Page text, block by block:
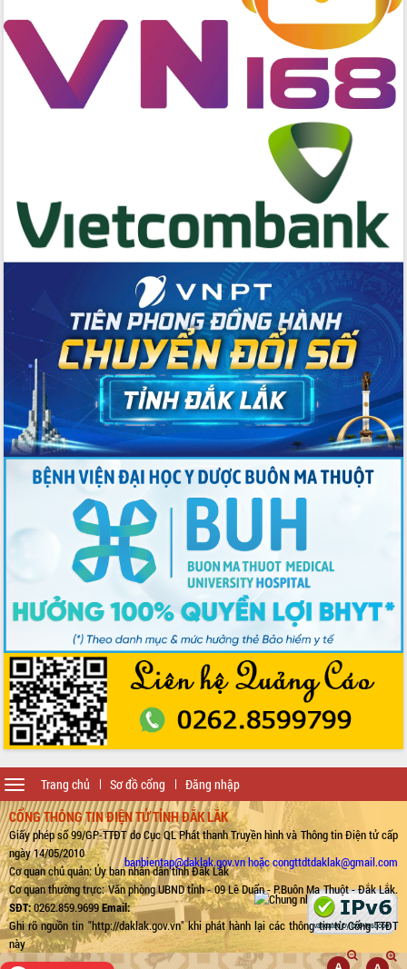
Trang chủ Sơ đồ cổng Đăng nhập
Toggle
navigation
CỔNG THÔNG TIN ĐIỆN TỬ TỈNH ĐẮK LẮK
Giấy phép số 99/GP-TTĐT do Cục QL Phát thanh Truyền hình và Thông tin Điện tử cấp
ngày 14/05/2010
Cơ quan chủ quản: Ủy ban nhân dân tỉnh Đắk Lắk
Cơ quan thường trực: Văn phòng UBND tỉnh - 09 Lê Duẩn - P.Buôn Ma Thuột - Đắk Lắk.
SĐT:0262.859.9699Email:
banbientap@daklak.gov.vn hoặc congttdtdaklak@gmail.com
Ghi rõ nguồn tin "http://daklak.gov.vn" khi phát hành lại các thông tin từ Cổng TTĐT
này